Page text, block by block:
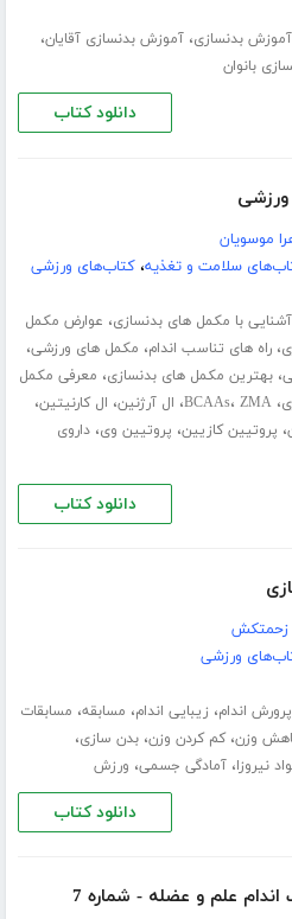
آموزش بدنسازی،آموزش بدنسازی آقایان،
بانوان
دانلود کتاب
ورزشی
موسویان
سلامت و تغذیه،کتاب‌های ورزشی
آشنایی با مکمل های بدنسازی، عوارض مکمل
،راه های تناسب اندام، مکمل های ورزشی،
،بهترین مکمل های بدنسازی، معرفی مکمل
، BCAAs، ZMA ، ال آرژنین، ال کارنیتین،
، پروتیین کازیین، پروتیین وی،داروی
دانلود کتاب
ورزشی
پرورش اندام، زیبایی اندام، مسابقه، مسابقات
وزن،کم کردن وزن،بدن سازی،
نیروزا،آمادگی جسمی، ورزش
دانلود کتاب
علم و عضله - شماره 7